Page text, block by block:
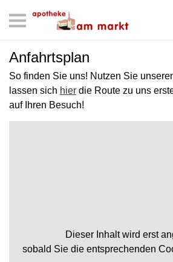
Anfahrtsplan
So finden Sie uns! Nutzen Sie
lassen sich hier die Route zu uns
auf Ihren Besuch!
Dieser Inhalt wird erst
sobald Sie die entsprechenden